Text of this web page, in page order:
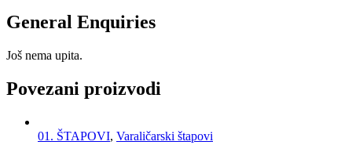
General Enquiries
Još nema upita.
Povezani proizvodi
01. ŠTAPOVI, Varaličarski štapovi